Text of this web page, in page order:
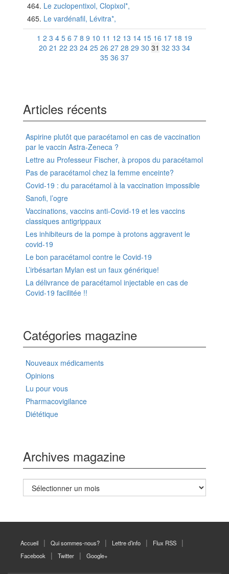
Le zuclopentixol, Clopixol*,
Le vardénafil, Lévitra*,
1 2 3 4 5 6 7 8 9 10 11 12 13 14 15 16 17 18 19
20 21 22 23 24 25 26 27 28 29 30 31 32 33 34
35 36 37
Articles récents
Aspirine plutôt que paracétamol en cas de vaccination
par le vaccin Astra-Zeneca ?
Lettre au Professeur Fischer, à propos du paracétamol
Pas de paracétamol chez la femme enceinte?
Covid-19 : du paracétamol à la vaccination impossible
Sanofi, l’ogre
Vaccinations, vaccins anti-Covid-19 et les vaccins
classiques antigrippaux
Les inhibiteurs de la pompe à protons aggravent le
covid-19
Le bon paracétamol contre le Covid-19
L’irbésartan Mylan est un faux générique!
La délivrance de paracétamol injectable en cas de
Covid-19 facilitée !!
Catégories magazine
Nouveaux médicaments
Opinions
Lu pour vous
Pharmacovigilance
Diététique
Archives magazine
Archives
magazine
Accueil Qui sommes-nous? Lettre d’info
Flux RSS
Facebook
Twitter Google+